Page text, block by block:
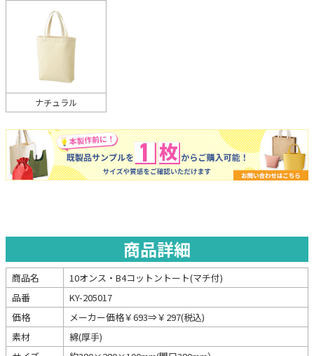
ナチュラル
商品詳細
商品名
10オンス・B4コットントート(マチ付)
品番
KY-205017
価格
メーカー価格￥693⇒￥297(税込)
素材
綿(厚手)